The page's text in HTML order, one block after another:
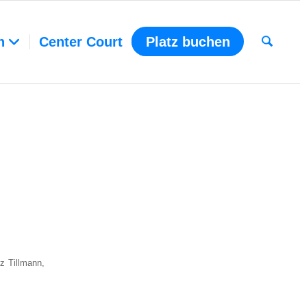
Center Court Platz buchen
Till­mann,